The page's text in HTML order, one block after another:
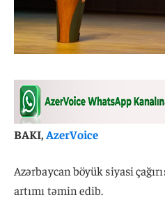
BAKI,AzerVoice
Azərbaycan böyük siyasi
artımı təmin edib.